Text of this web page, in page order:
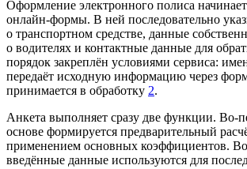
Оформление электронного полиса
онлайн‑формы. В ней последовательно
о транспортном средстве, данные
о водителях и контактные данные для
порядок закреплён условиями сервиса:
передаёт исходную информацию через
принимается в обработку 2.
Анкета выполняет сразу две функции.
основе формируется предварительный
применением основных коэффициентов.
введённые данные используются для